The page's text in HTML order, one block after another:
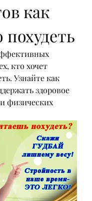
как
кто хочет
Узнайте как
здоровое
физических